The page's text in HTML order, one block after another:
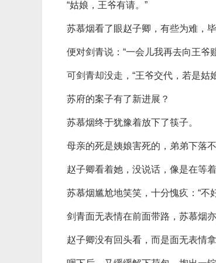
“姑娘，王爷有请。”
苏慕烟看了眼赵子卿，有些为难，
便对剑青说：“一会儿我再去向王爷
可剑青却没走，“王爷交代，若是姑
苏府的案子有了新进展？
苏慕烟终于犹豫着放下了筷子。
母亲的死是姨娘害死的，弟弟下落
赵子卿看着她，没说话，像是在等着
苏慕烟尴尬地笑笑，十分愧疚：“不
剑青面无表情在前面带路，苏慕烟亦
赵子卿没有回头看，而是面无表情